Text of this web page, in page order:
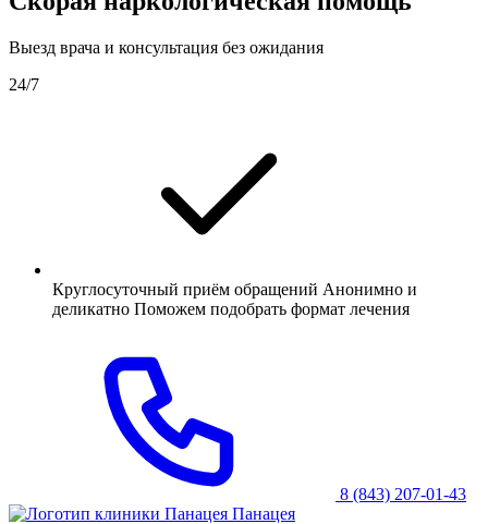
Выезд врача и консультация без ожидания
24/7
Круглосуточный приём обращений Анонимно и
деликатно Поможем подобрать формат лечения
8 (843) 207-01-43
Панацея